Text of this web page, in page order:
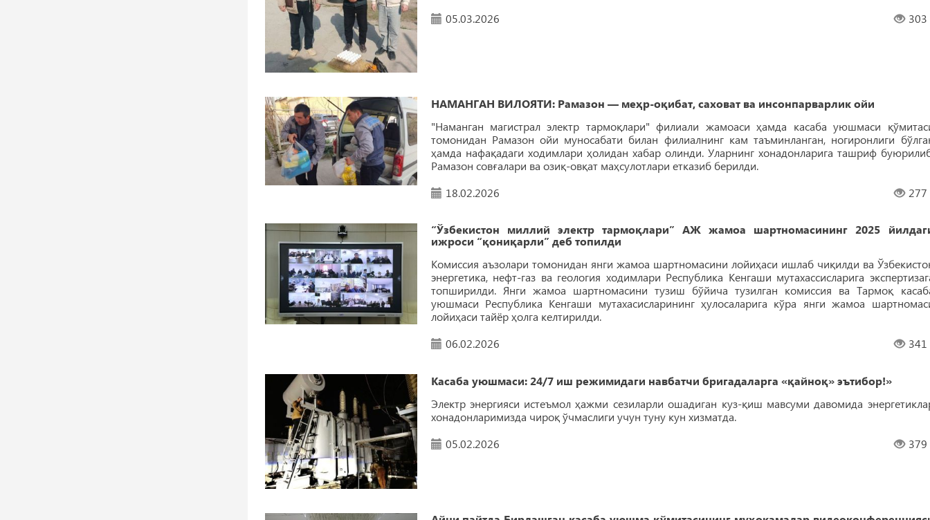
05.03.2026
303
НАМАНГАН ВИЛОЯТИ: Рамазон — меҳр-оқибат, саховат ва инсонпарварлик ойи
"Наманган магистрал электр тармоқлари" филиали жамоаси ҳамда касаба уюшмаси
томонидан Рамазон ойи муносабати билан филиалнинг кам таъминланган, ногиронлиги
ҳамда нафақадаги ходимлари ҳолидан хабар олинди. Уларнинг хонадонларига ташриф
Рамазон совғалари ва озиқ-овқат маҳсулотлари етказиб берилди.
18.02.2026
277
“Ўзбекистон миллий электр тармоқлари” АЖ жамоа шартномасининг 2025
ижроси “қониқарли” деб топилди
Комиссия аъзолари томонидан янги жамоа шартномасини лойиҳаси ишлаб чиқилди ва
энергетика, нефт-газ ва геология ходимлари Республика Кенгаши мутахассисларига
топширилди. Янги жамоа шартномасини тузиш бўйича тузилган комиссия ва Тармоқ
уюшмаси Республика Кенгаши мутахасисларининг ҳулосаларига кўра янги жамоа
лойиҳаси тайёр ҳолга келтирилди.
06.02.2026
341
Касаба уюшмаси: 24/7 иш режимидаги навбатчи бригадаларга «қайноқ» эътибор!»
Электр энергияси истеъмол ҳажми сезиларли ошадиган куз-қиш мавсуми давомида
хонадонларимизда чироқ ўчмаслиги учун туну кун хизматда.
05.02.2026
379